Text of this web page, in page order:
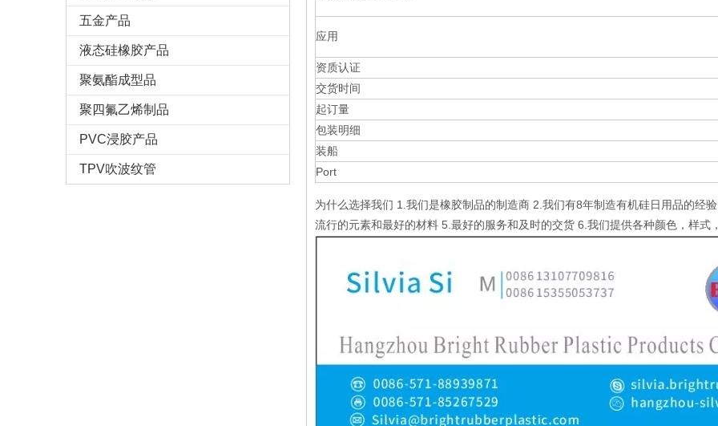
五金产品
液态硅橡胶产品
聚氨酯成型品
聚四氟乙烯制品
PVC浸胶产品
TPV吹波纹管
应用
资质认证
交货时间
起订量
包装明细
装船
Port
为什么选择我们 1.我们是橡胶制品的制造商 2.我们有8年制造有机硅日用品的经
流行的元素和最好的材料 5.最好的服务和及时的交货 6.我们提供各种颜色，样式